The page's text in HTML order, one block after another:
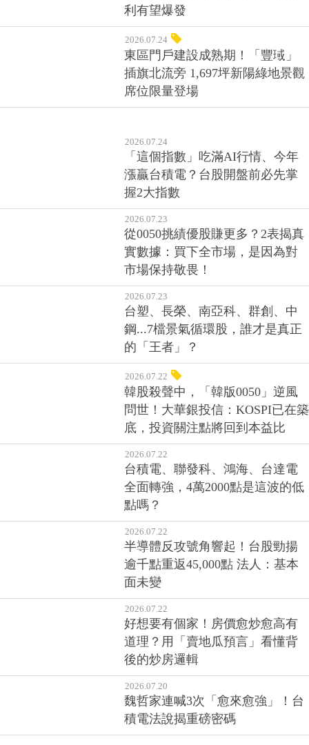
利有望爆發
2026.07.24
東區門戶建設成熟期！「豐琙」
插旗北流旁 1,697坪新陽綠地景觀
席位限量登場
2026.07.24
「這個指數」吃滿AI行情、今年
漲贏台積電？台股開盤前必先掌
握2大指數
2026.07.23
從0050挑績優股賺更多？2表揭真
實數據：買下全市場，是因為對
市場保持敬畏！
2026.07.23
台塑、長榮、南亞科、群創、中
鋼...7檔景氣循環股，誰才是真正
的「王者」？
2026.07.22
韓股殺聲中，「韓版0050」逆風
問世！大華銀投信：KOSPI已在築
底，投資關注點將回到本益比
2026.07.22
台積電、聯發科、鴻海、台達電
全面轉強，4萬2000點是這波的低
點嗎？
2026.07.22
半導體反攻號角響起！台股勁揚
逾千點重返45,000點 法人：基本
面未變
2026.07.22
好想要有個家！房價愈炒愈高有
道理？用「賣地瓜預言」看懂背
後的炒房邏輯
2026.07.20
魏哲家連喊3次「愈來愈強」！台
積電法說揭重磅密碼